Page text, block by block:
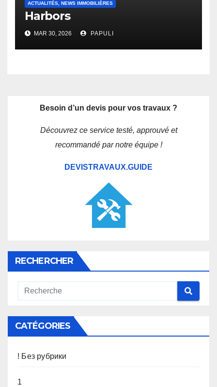
ACTUALITÉS, NEWS IMMOBILIÈRES
Harbors
MAR 30, 2026 PAPULI
Besoin d’un devis pour vos travaux ?
Découvrez ce service testé, approuvé et
recommandé par notre équipe !
DEVISTRAVAUX.GUIDE
RECHERCHER
CATÉGORIES
! Без рубрики
1